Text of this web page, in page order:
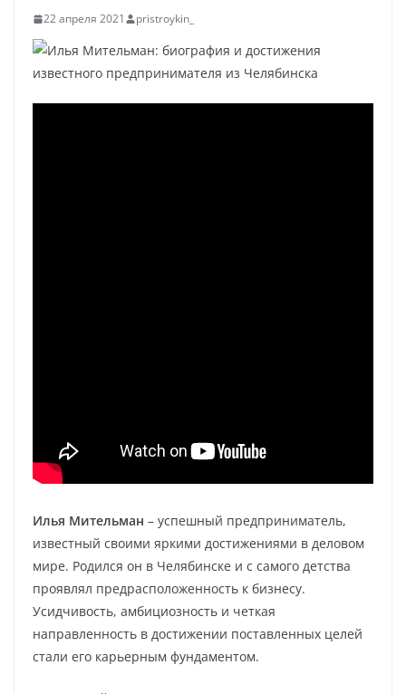
22 апреля 2021 pristroykin_
Илья Мительман – успешный предприниматель,
известный своими яркими достижениями в деловом
мире. Родился он в Челябинске и с самого детства
проявлял предрасположенность к бизнесу.
Усидчивость, амбициозность и четкая
направленность в достижении поставленных целей
стали его карьерным фундаментом.